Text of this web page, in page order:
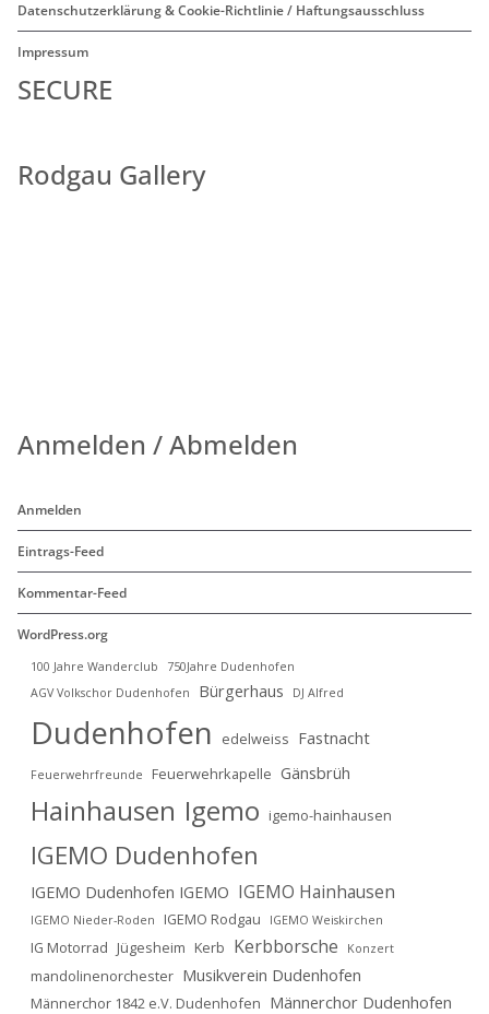
Datenschutzerklärung & Cookie-Richtlinie / Haftungsausschluss
Impressum
SECURE
Rodgau Gallery
Anmelden / Abmelden
Anmelden
Eintrags-Feed
Kommentar-Feed
WordPress.org
100 Jahre Wanderclub
750Jahre Dudenhofen
AGV Volkschor Dudenhofen
Bürgerhaus DJ Alfred
Dudenhofen edelweiss Fastnacht
Feuerwehrfreunde Feuerwehrkapelle Gänsbrüh
Hainhausen Igemo igemo-hainhausen
IGEMO Dudenhofen
IGEMO Dudenhofen IGEMO IGEMO Hainhausen
IGEMO Nieder-Roden IGEMO Rodgau IGEMO Weiskirchen
IG Motorrad Jügesheim Kerb Kerbborsche Konzert
mandolinenorchester Musikverein Dudenhofen
Männerchor 1842 e.V. Dudenhofen Männerchor Dudenhofen